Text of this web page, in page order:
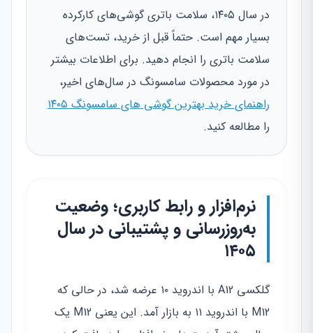
در سال ۱۴۰۵، سلامت باتری گوشی‌های کارکرده
بسیار مهم است. حتماً قبل از خرید، تست‌های
سلامت باتری را انجام دهید. برای اطلاعات بیشتر
در مورد محصولات سامسونگ در سال‌های اخیر،
راهنمای خرید بهترین گوشی های سامسونگ ۱۴۰۵
را مطالعه کنید.
نرم‌افزار و رابط کاربری؛ وضعیت
به‌روزرسانی و پشتیبانی در سال
۱۴۰۵
گلکسی A12 با اندروید ۱۰ عرضه شد، در حالی که
M12 با اندروید ۱۱ به بازار آمد. این یعنی M12 یک